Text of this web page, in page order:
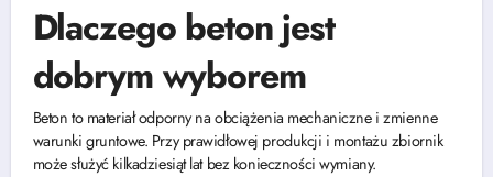
Dlaczego beton jest
dobrym wyborem
Beton to materiał odporny na obciążenia mechaniczne i zmienne
warunki gruntowe. Przy prawidłowej produkcji i montażu zbiornik
może służyć kilkadziesiąt lat bez konieczności wymiany.